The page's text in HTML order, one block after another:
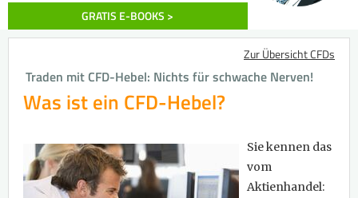
GRATIS E-BOOKS >
Zur Übersicht CFDs
Traden mit CFD-Hebel: Nichts für schwache Nerven!
Was ist ein CFD-Hebel?
Sie kennen das
vom
Aktienhandel: